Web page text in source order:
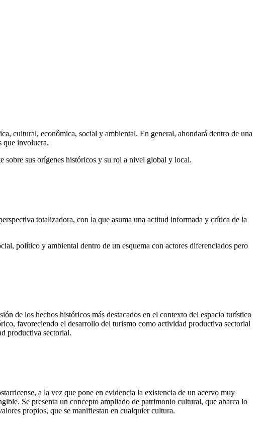
cultural, económica, social y ambiental. En general, ahondará dentro de una
que involucra.
sobre sus orígenes históricos y su rol a nivel global y local.
totalizadora, con la que asuma una actitud informada y crítica de la
político y ambiental dentro de un esquema con actores diferenciados pero
de los hechos históricos más destacados en el contexto del espacio turístico
favoreciendo el desarrollo del turismo como actividad productiva sectorial
productiva sectorial.
a la vez que pone en evidencia la existencia de un acervo muy
Se presenta un concepto ampliado de patrimonio cultural, que abarca lo
propios, que se manifiestan en cualquier cultura.